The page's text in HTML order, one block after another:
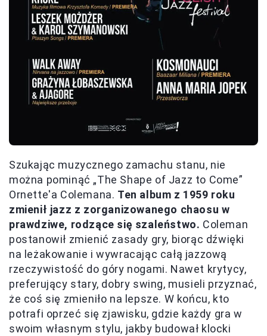
Szukając muzycznego zamachu stanu, nie
można pominąć „The Shape of Jazz to Come”
Ornette'a Colemana. Ten album z 1959 roku
zmienił jazz z zorganizowanego chaosu w
prawdziwe, rodzące się szaleństwo. Coleman
postanowił zmienić zasady gry, biorąc dźwięki
na leżakowanie i wywracając całą jazzową
rzeczywistość do góry nogami. Nawet krytycy,
preferujący stary, dobry swing, musieli przyznać,
że coś się zmieniło na lepsze. W końcu, kto
potrafi oprzeć się zjawisku, gdzie każdy gra w
swoim własnym stylu, jakby budował klocki